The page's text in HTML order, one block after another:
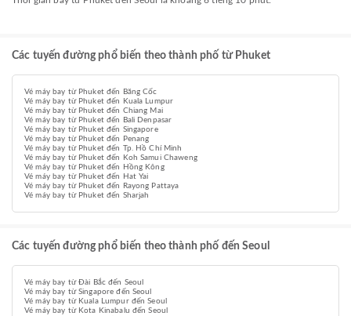
Các tuyến đường phổ biến theo thành phố từ Phuket
Vé máy bay từ Phuket đến Băng Cốc
Vé máy bay từ Phuket đến Kuala Lumpur
Vé máy bay từ Phuket đến Chiang Mai
Vé máy bay từ Phuket đến Bali Denpasar
Vé máy bay từ Phuket đến Singapore
Vé máy bay từ Phuket đến Penang
Vé máy bay từ Phuket đến Tp. Hồ Chí Minh
Vé máy bay từ Phuket đến Koh Samui Chaweng
Vé máy bay từ Phuket đến Hồng Kông
Vé máy bay từ Phuket đến Hat Yai
Vé máy bay từ Phuket đến Rayong Pattaya
Vé máy bay từ Phuket đến Sharjah
Các tuyến đường phổ biến theo thành phố đến Seoul
Vé máy bay từ Đài Bắc đến Seoul
Vé máy bay từ Singapore đến Seoul
Vé máy bay từ Kuala Lumpur đến Seoul
Vé máy bay từ Kota Kinabalu đến Seoul